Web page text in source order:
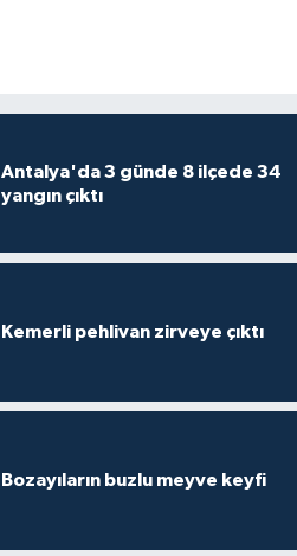
Antalya'da 3 günde 8 ilçede 34
yangın çıktı
Kemerli pehlivan zirveye çıktı
Bozayıların buzlu meyve keyfi